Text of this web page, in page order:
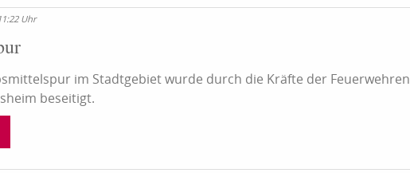
Uhr
im Stadtgebiet wurde durch die Kräfte der Feuerwehren
beseitigt.